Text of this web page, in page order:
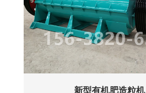
新型有机肥造粒机